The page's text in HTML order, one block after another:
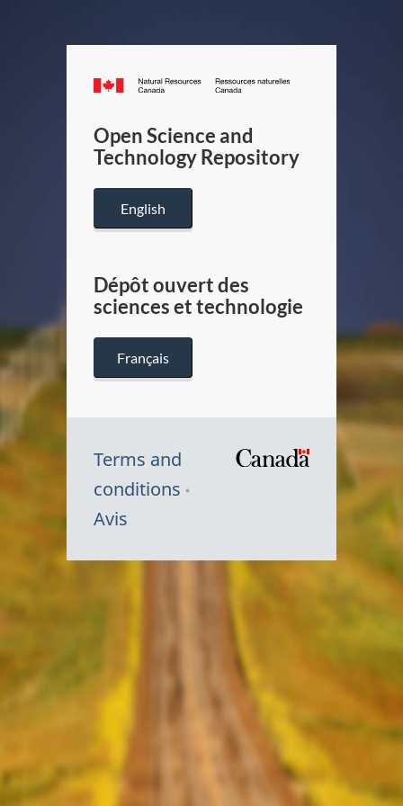
Canada.ca
/
Canada
Open Science and
Technology Repository
English
Dépôt ouvert des
sciences et technologie
Français
Terms and
conditions
Avis
Symbole
Canada